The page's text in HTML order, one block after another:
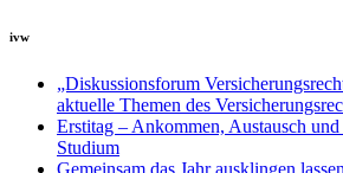
ivw
„Diskussionsforum
aktuelle Themen des
Erstitag – Ankommen, Austausch
Studium
Gemeinsam das Jahr ausklingen